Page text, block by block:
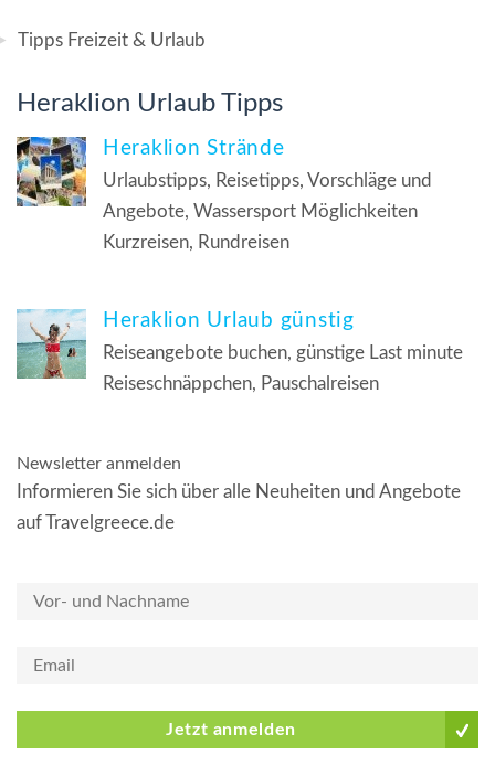
Tipps Freizeit & Urlaub
Heraklion Urlaub Tipps
Heraklion Strände
Urlaubstipps, Reisetipps, Vorschläge und
Angebote, Wassersport Möglichkeiten
Kurzreisen, Rundreisen
Heraklion Urlaub günstig
Reiseangebote buchen, günstige Last minute
Reiseschnäppchen, Pauschalreisen
Newsletter anmelden
Informieren Sie sich über alle Neuheiten und Angebote
auf Travelgreece.de
Jetzt anmelden